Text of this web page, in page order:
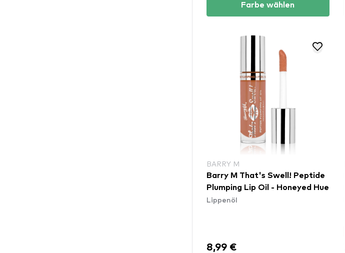
Farbe wählen
BARRY M
Barry M That's Swell! Peptide
Plumping Lip Oil - Honeyed Hue
Lippenöl
8,99 €